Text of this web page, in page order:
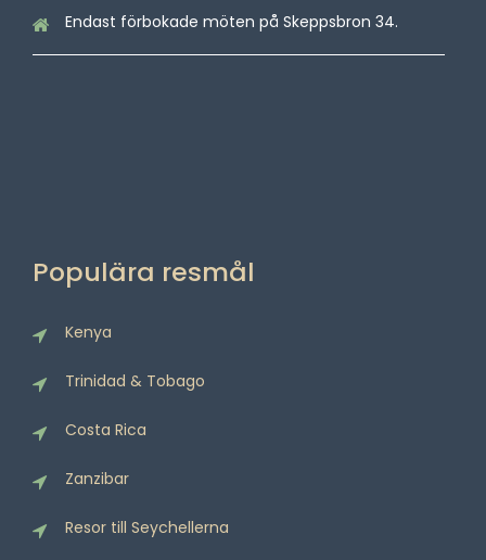
Endast förbokade möten på Skeppsbron 34.
Populära resmål
Kenya
Trinidad & Tobago
Costa Rica
Zanzibar
Resor till Seychellerna